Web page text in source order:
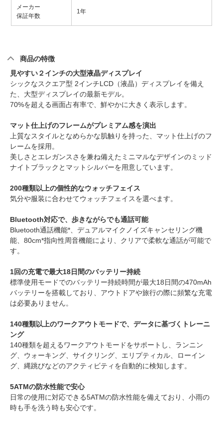
メーカー
保証年数
1年
商品の特徴
見やすい２インチの大型液晶ディスプレイ
シックなスクエア型 2インチLCD（液晶）ディスプレイを備え
た、大型ディスプレイの最新モデル。
70%を超える画面占有率で、鮮やかに大きく表示します。
マット仕上げのフレームがプレミアム感を演出
上質なスタイルとなめらかな肌触りを持った、マット仕上げのフ
レームを採用。
美しさとエレガンスさを兼ね備えたミニマルなデザインのミッド
ナイトブラックとマットシルバーを用意しています。
200種類以上の個性的なウォッチフェイス
気分や服装に合わせてウォッチフェイスを選べます。
Bluetooth対応で、歩きながらでも通話可能
Bluetooth通話機能*、デュアルマイクノイズキャンセリング機
能、80cm*指向性周音機能により、クリアで柔軟な通話が可能で
す。
1回の充電で最大18日間のバッテリー持続
標準使用モードでのバッテリー持続時間が最大18日間の470mAh
バッテリーを搭載しており、アウトドアや旅行の際に頻繁な充電
は必要ありません。
140種類以上のワークアウトモードで、データに基づくトレーニ
ング
140種類を超えるワークアウトモードをサポートし、ランニン
グ、ウォーキング、サイクリング、エリプティカル、ローイン
グ、縄跳びなどのアクティビティを自動的に検知します。
5ATMの防水性能で安心
日常の使用に対応できる5ATMの防水性能を備えており、小雨の
時も手を洗う時も安心です。